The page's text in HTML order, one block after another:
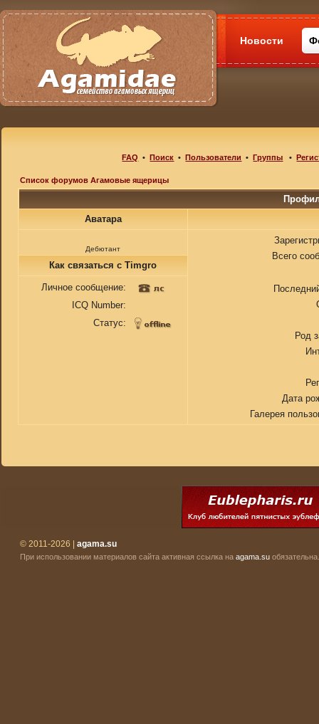
Новости
FAQ •Поиск •Пользователи •Группы •
Список форумов Агамовые ящерицы
Аватара
Дебютант
Всего
Род
Дата
Галерея
Как связаться с Timgro
Личное сообщение:
ICQ Number:
Статус:
© 2011-2026 | agama.su
При использовании материалов сайта активная ссылка на agama.su обязательна.